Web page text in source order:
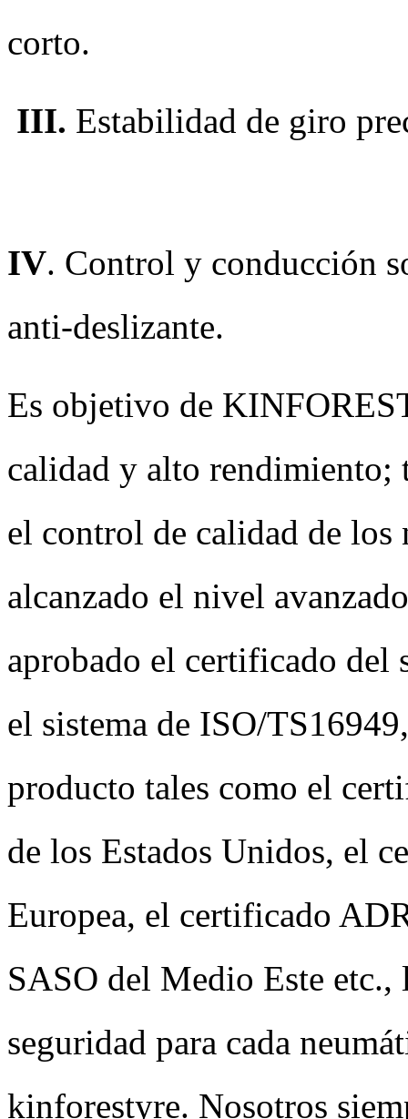
corto.
III. Estabilidad de giro
IV. Control y conducción
anti-deslizante.
Es objetivo de
calidad y alto rendimiento;
el control de calidad de
alcanzado el nivel
aprobado el certificado del
el sistema de ISO/
producto tales como el
de los Estados Unidos, el
Europea, el certificado
SASO del Medio Este etc.,
seguridad para cada
kinforestyre. Nosotros